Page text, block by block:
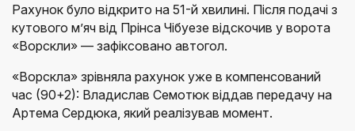
Рахунок було відкрито на 51-й хвилині. Після подачі з
кутового м’яч від Прінса Чібуезе відскочив у ворота
«Ворскли» — зафіксовано автогол.
«Ворскла» зрівняла рахунок уже в компенсований
час (90+2): Владислав Семотюк віддав передачу на
Артема Сердюка, який реалізував момент.